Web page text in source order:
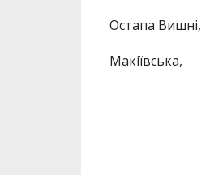
Остапа Вишні,
Макіївська,